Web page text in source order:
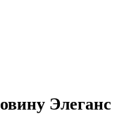
Элеганс